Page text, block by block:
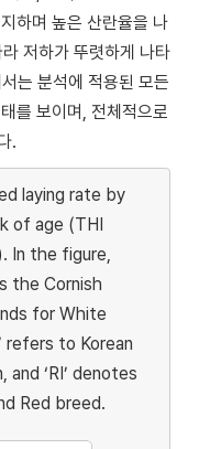
하며 높은 산란율을 나
저하가 뚜렷하게 나타
는 분석에 적용된 모든
를 보이며, 전체적으로
.
laying rate by
of age (THI
In the figure,
the Cornish
for White
refers to Korean
‘RI’ denotes
Red breed.